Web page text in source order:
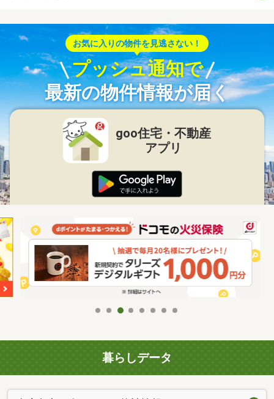
お気に入りの物件を見逃さない！
プッシュ通知で
最新の物件情報が届く
goo住宅・不動産
アプリ
暮らしデータ